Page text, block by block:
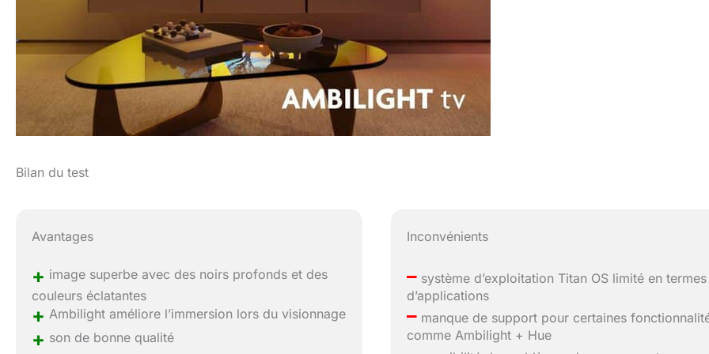
Bilan du test
Avantages
+ image superbe avec des noirs profonds et des
couleurs éclatantes
+ Ambilight améliore l’immersion lors du visionnage
+ son de bonne qualité
Inconvénients
– système d’exploitation Titan OS limité en termes
d’applications
– manque de support pour certaines
comme Ambilight + Hue